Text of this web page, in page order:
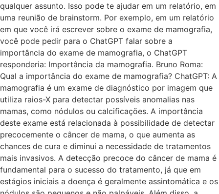
qualquer assunto. Isso pode te ajudar em um relatório, em
uma reunião de brainstorm. Por exemplo, em um relatório
em que você irá escrever sobre o exame de mamografia,
você pode pedir para o ChatGPT falar sobre a
importância do exame de mamografia, o ChatGPT
responderia: Importância da mamografia. Bruno Roma:
Qual a importância do exame de mamografia? ChatGPT: A
mamografia é um exame de diagnóstico por imagem que
utiliza raios-X para detectar possíveis anomalias nas
mamas, como nódulos ou calcificações. A importância
deste exame está relacionada à possibilidade de detectar
precocemente o câncer de mama, o que aumenta as
chances de cura e diminui a necessidade de tratamentos
mais invasivos. A detecção precoce do câncer de mama é
fundamental para o sucesso do tratamento, já que em
estágios iniciais a doença é geralmente assintomática e os